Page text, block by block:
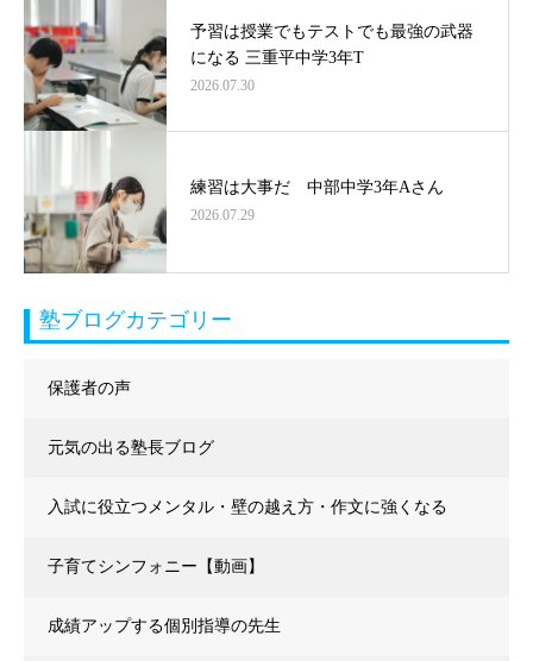
予習は授業でもテストでも最強の武器
になる 三重平中学3年T
2026.07.30
練習は大事だ 中部中学3年Aさん
2026.07.29
塾ブログカテゴリー
保護者の声
元気の出る塾長ブログ
入試に役立つメンタル・壁の越え方・作文に強くなる
子育てシンフォニー【動画】
成績アップする個別指導の先生